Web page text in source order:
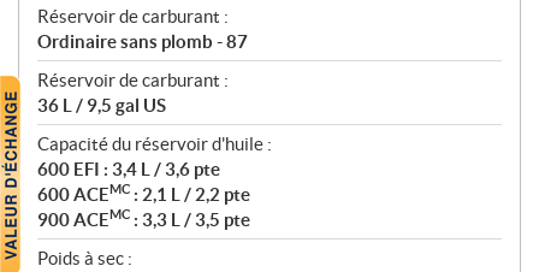
Réservoir de carburant :
Ordinaire sans plomb - 87
Réservoir de carburant :
36 L / 9,5 gal US
Capacité du réservoir d'huile :
600 EFI : 3,4 L / 3,6 pte
600 ACEMC : 2,1 L / 2,2 pte
900 ACEMC : 3,3 L / 3,5 pte
Poids à sec :